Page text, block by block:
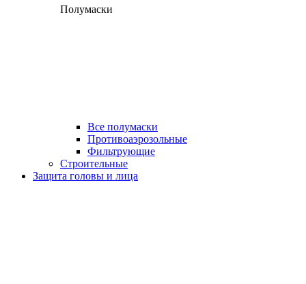
Полумаски
Все полумаски
Противоаэрозольные
Фильтрующие
Строительные
Защита головы и лица